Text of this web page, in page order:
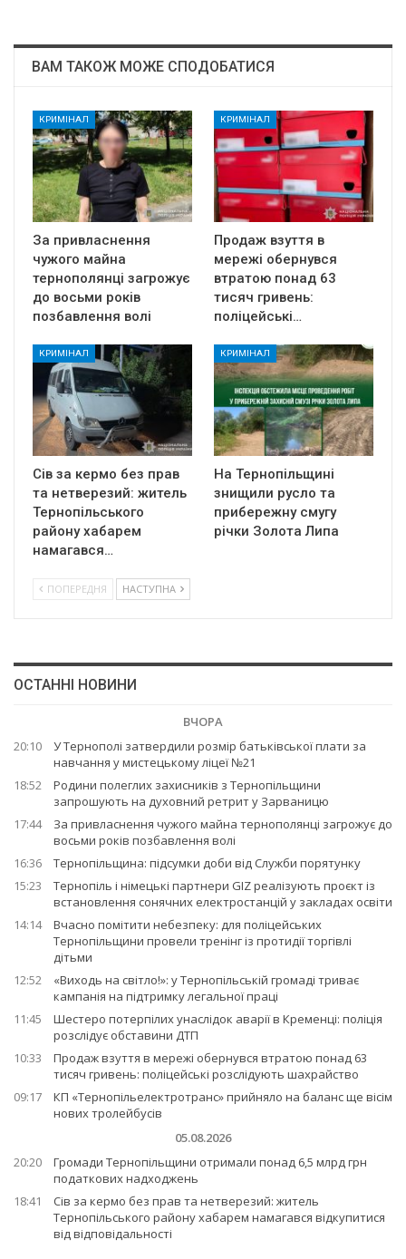
ВАМ ТАКОЖ МОЖЕ СПОДОБАТИСЯ
КРИМІНАЛ
За привласнення
чужого майна
тернополянці загрожує
до восьми років
позбавлення волі
КРИМІНАЛ
Продаж взуття в
мережі обернувся
втратою понад 63
тисяч гривень:
поліцейські…
КРИМІНАЛ
Сів за кермо без прав
та нетверезий: житель
Тернопільського
району хабарем
намагався…
КРИМІНАЛ
На Тернопільщині
знищили русло та
прибережну смугу
річки Золота Липа
ПОПЕРЕДНЯ НАСТУПНА
ОСТАННІ НОВИНИ
ВЧОРА
20:10
У Тернополі затвердили розмір батьківської плати за
навчання у мистецькому ліцеї №21
18:52
Родини полеглих захисників з Тернопільщини
запрошують на духовний ретрит у Зарваницю
17:44
За привласнення чужого майна тернополянці загрожує до
восьми років позбавлення волі
16:36
Тернопільщина: підсумки доби від Служби порятунку
15:23
Тернопіль і німецькі партнери GIZ реалізують проєкт із
встановлення сонячних електростанцій у закладах освіти
14:14
Вчасно помітити небезпеку: для поліцейських
Тернопільщини провели тренінг із протидії торгівлі
дітьми
12:52
«Виходь на світло!»: у Тернопільській громаді триває
кампанія на підтримку легальної праці
11:45
Шестеро потерпілих унаслідок аварії в Кременці: поліція
розслідує обставини ДТП
10:33
Продаж взуття в мережі обернувся втратою понад 63
тисяч гривень: поліцейські розслідують шахрайство
09:17
КП «Тернопільелектротранс» прийняло на баланс ще вісім
нових тролейбусів
05.08.2026
20:20
Громади Тернопільщини отримали понад 6,5 млрд грн
податкових надходжень
18:41
Сів за кермо без прав та нетверезий: житель
Тернопільського району хабарем намагався відкупитися
від відповідальності